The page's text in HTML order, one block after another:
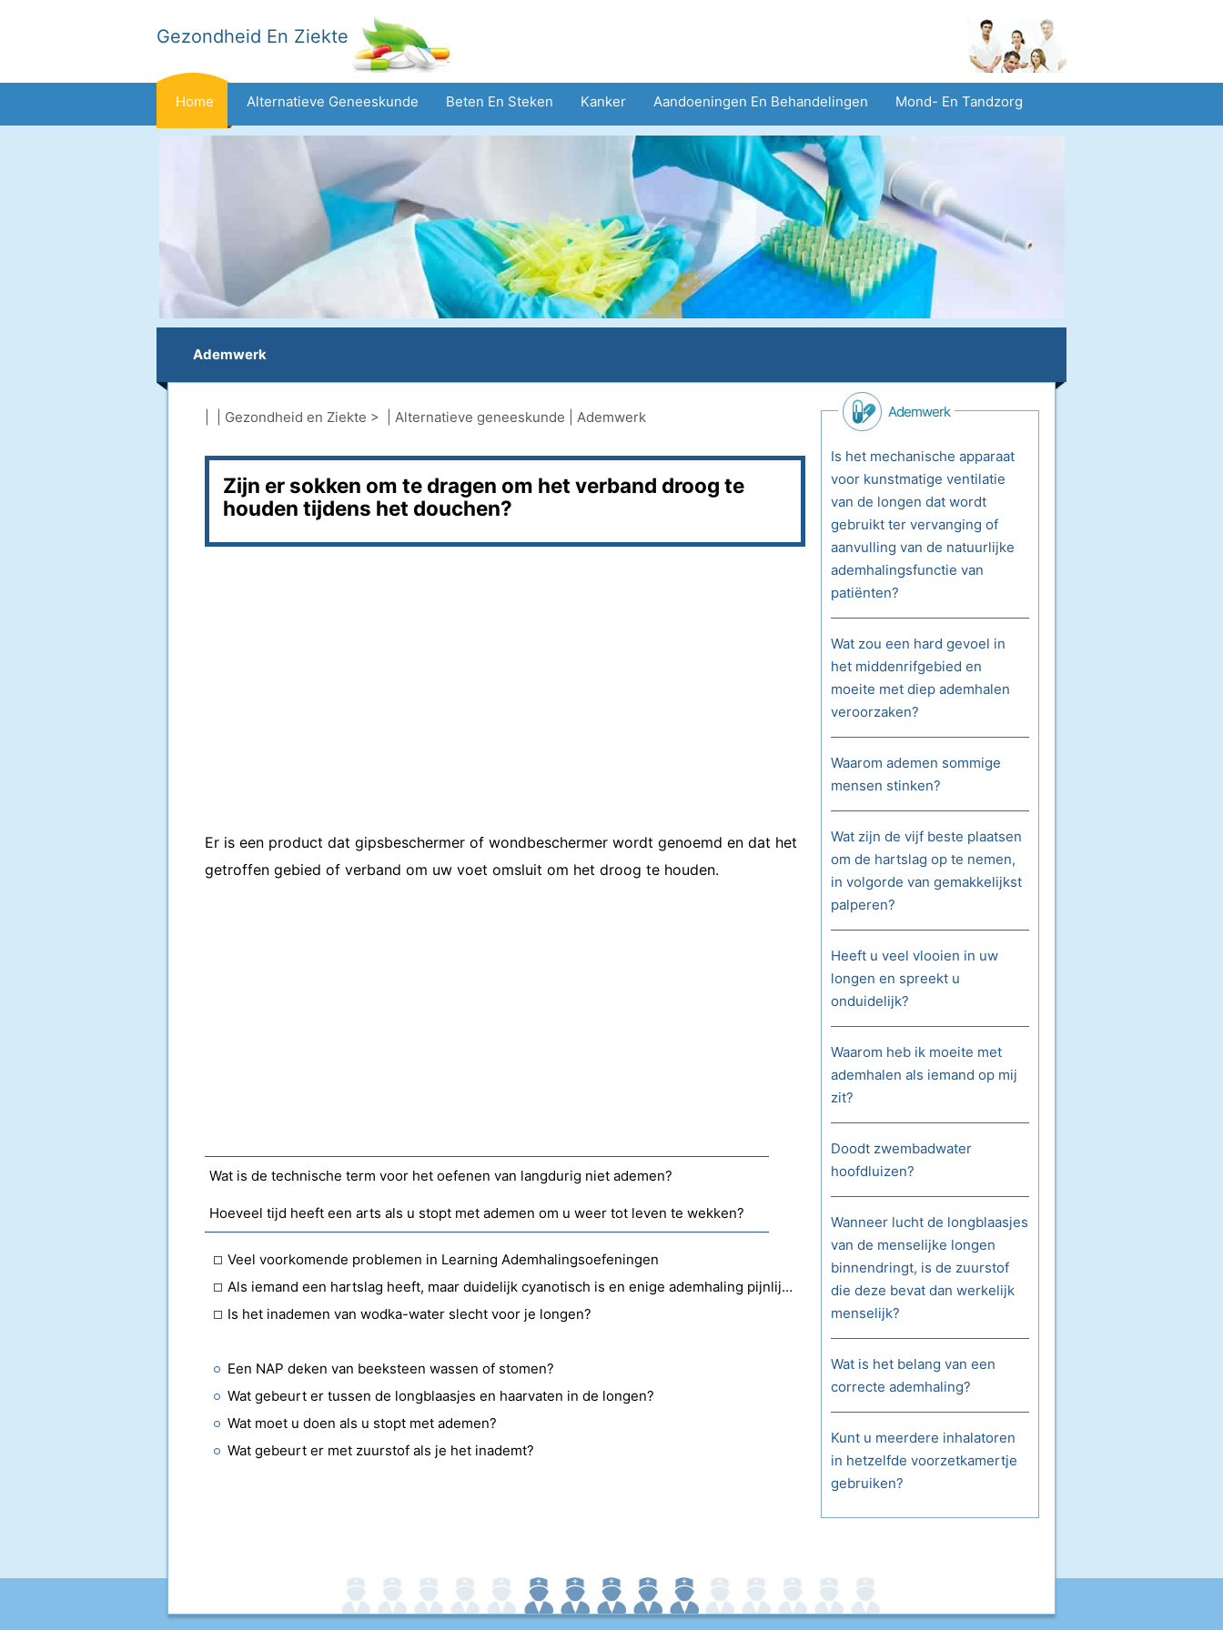
Gezondheid En Ziekte
Home Alternatieve Geneeskunde Beten En Steken Kanker Aandoeningen En Behandelingen Mond- En Tandzorg
Gezinsgezondheid Geestelijke Gezondheid Volksgezondheid En Veiligheid
Ademwerk
Gezondheid en Ziekte > | Alternatieve geneeskunde Ademwerk
Zijn er sokken om te dragen om het verband droog te
houden tijdens het douchen?
Er is een product dat gipsbeschermer of wondbeschermer wordt genoemd en dat het
getroffen gebied of verband om uw voet omsluit om het droog te houden.
Wat is de technische term voor het oefenen van langdurig niet ademen?
Hoeveel tijd heeft een arts als u stopt met ademen om u weer tot leven te wekken?
Veel voorkomende problemen in Learning Ademhalingsoefeningen
Als iemand een hartslag heeft, maar duidelijk cyanotisch is en enige ademhaling pijnlijk kan zijn, wat doe je dan?
Is het inademen van wodka-water slecht voor je longen?
Een NAP deken van beeksteen wassen of stomen?
Wat gebeurt er tussen de longblaasjes en haarvaten in de longen?
Wat moet u doen als u stopt met ademen?
Wat gebeurt er met zuurstof als je het inademt?
Ademwerk
Is het mechanische apparaat
voor kunstmatige ventilatie
van de longen dat wordt
gebruikt ter vervanging of
aanvulling van de natuurlijke
ademhalingsfunctie van
patiënten?
Wat zou een hard gevoel in
het middenrifgebied en
moeite met diep ademhalen
veroorzaken?
Waarom ademen sommige
mensen stinken?
Wat zijn de vijf beste plaatsen
om de hartslag op te nemen,
in volgorde van gemakkelijkst
palperen?
Heeft u veel vlooien in uw
longen en spreekt u
onduidelijk?
Waarom heb ik moeite met
ademhalen als iemand op mij
zit?
Doodt zwembadwater
hoofdluizen?
Wanneer lucht de longblaasjes
van de menselijke longen
binnendringt, is de zuurstof
die deze bevat dan werkelijk
menselijk?
Wat is het belang van een
correcte ademhaling?
Kunt u meerdere inhalatoren
in hetzelfde voorzetkamertje
gebruiken?